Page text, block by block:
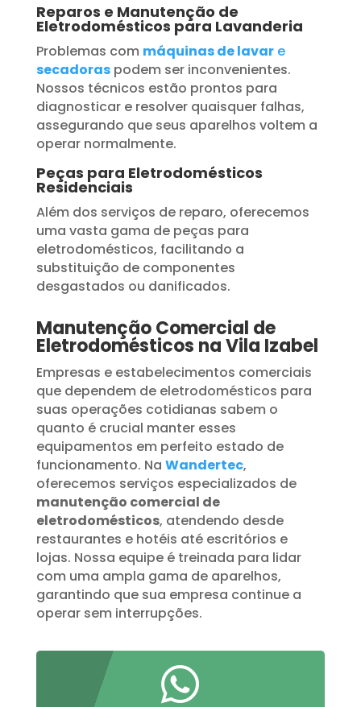
Reparos e Manutenção de
Eletrodomésticos para Lavanderia
Problemas com máquinas de lavare
secadoraspodem ser inconvenientes.
Nossos técnicos estão prontos para
diagnosticar e resolver quaisquer falhas,
assegurando que seus aparelhos voltem a
operar normalmente.
Peças para Eletrodomésticos
Residenciais
Além dos serviços de reparo, oferecemos
uma vasta gama de peças para
eletrodomésticos, facilitando a
substituição de componentes
desgastados ou danificados.
Manutenção Comercial de
Eletrodomésticos na Vila Izabel
Empresas e estabelecimentos comerciais
que dependem de eletrodomésticos para
suas operações cotidianas sabem o
quanto é crucial manter esses
equipamentos em perfeito estado de
funcionamento. Na Wandertec,
oferecemos serviços especializados de
manutenção comercial de
eletrodomésticos, atendendo desde
restaurantes e hotéis até escritórios e
lojas. Nossa equipe é treinada para lidar
com uma ampla gama de aparelhos,
garantindo que sua empresa continue a
operar sem interrupções.
